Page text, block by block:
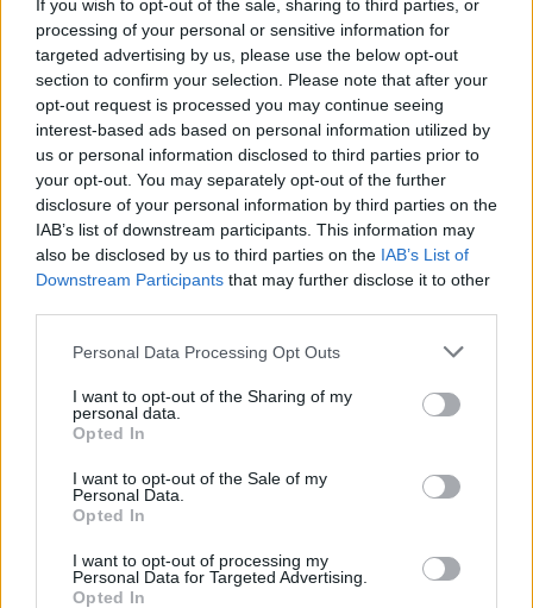
If you wish to opt-out of the sale, sharing to third parties, or
processing of your personal or sensitive information for
targeted advertising by us, please use the below opt-out
section to confirm your selection. Please note that after your
opt-out request is processed you may continue seeing
interest-based ads based on personal information utilized by
us or personal information disclosed to third parties prior to
your opt-out. You may separately opt-out of the further
disclosure of your personal information by third parties on the
IAB’s list of downstream participants. This information may
also be disclosed by us to third parties on the IAB’s List of
Downstream Participants that may further disclose it to other
Please note that this website/app uses one or more Google
not limited to your visit or usage behaviour. You may click to
grant or deny consent to Google and its third-party tags to
use your data for below specified purposes in below Google
consent section.
Personal Data Processing Opt Outs
I want to opt-out of the Sharing of my
personal data.
Opted In
I want to opt-out of the Sale of my
Personal Data.
Opted In
I want to opt-out of processing my
Personal Data for Targeted Advertising.
Opted In
Ελληνικό φαινόμενο. Στη χώρα μας όμως έλαβε σχεδόν
καταστρεπτικές διαστάσεις, ειδικά στα χρόνια των
μνημονίων.
Αυτό, έγινε η αφορμή, πολλές φορές η πρόφαση, να
μεταφερθούν οι ουσιαστικές αποφάσεις του δημοσίου
στους ποικιλώνυμους Τεχνικούς Συμβούλους, δηλαδή
Ιδιωτικές Εταιρείες Συμβούλων, ελληνικές και ξένες.
Κορύφωση αυτών των επιλογών, είναι το Υπερταμείο, το
ΤΑΙΠΕΔ, ο ΟΠΕΚΕΠΕ, το αδιαφανές θεσμικό πλαίσιο
λειτουργίας τους και η σχέση τους με τις Ιδιωτικές
Εταιρείες-Τεχνικούς Συμβούλους. Ο Πρωθυπουργός και οι
Υπουργοί, μπορεί να δίνουν τις κατευθύνσεις των επιλογών,
όμως στο τέλος, τυπικά εγκρίνουν τις αποφάσεις τους, τις
οποίες τις περισσότερες φορές, ούτε που τις
κάποιος, μια Σύμβαση Παραχώρησης ενός
μαθηματικά μοντέλα και τους αλγορίθμους, όταν μάλιστα οι
αρμόδιες υπηρεσίες του δημοσίου, οι σύμβουλοι των
κυβερνητικών αξιωματούχων, δεν έχουν ενισχυθεί με
δυναμικό ανάλογων γνώσεων;
Ενώ, σε πολλές περιπτώσεις, οι μετακλητοί σύμβουλοί τους
«κυλιόμενες πόρτες», όπως το αποκαλούν στις ΗΠΑ.